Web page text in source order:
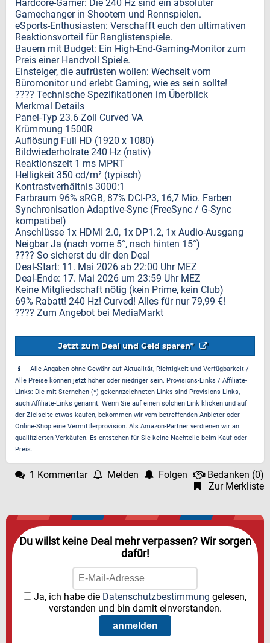
Hardcore-Gamer: Die 240 Hz sind ein absoluter
Gamechanger in Shootern und Rennspielen.
eSports-Enthusiasten: Verschafft euch den ultimativen
Reaktionsvorteil für Ranglistenspiele.
Bauern mit Budget: Ein High-End-Gaming-Monitor zum
Preis einer Handvoll Spiele.
Einsteiger, die aufrüsten wollen: Wechselt vom
Büromonitor und erlebt Gaming, wie es sein sollte!
???? Technische Spezifikationen im Überblick
Merkmal Details
Panel-Typ 23.6 Zoll Curved VA
Krümmung 1500R
Auflösung Full HD (1920 x 1080)
Bildwiederholrate 240 Hz (nativ)
Reaktionszeit 1 ms MPRT
Helligkeit 350 cd/m² (typisch)
Kontrastverhältnis 3000:1
Farbraum 96% sRGB, 87% DCI-P3, 16,7 Mio. Farben
Synchronisation Adaptive-Sync (FreeSync / G-Sync
kompatibel)
Anschlüsse 1x HDMI 2.0, 1x DP1.2, 1x Audio-Ausgang
Neigbar Ja (nach vorne 5°, nach hinten 15°)
???? So sicherst du dir den Deal
Deal-Start: 11. Mai 2026 ab 22:00 Uhr MEZ
Deal-Ende: 17. Mai 2026 um 23:59 Uhr MEZ
Keine Mitgliedschaft nötig (kein Prime, kein Club)
69% Rabatt! 240 Hz! Curved! Alles für nur 79,99 €!
???? Zum Angebot bei MediaMarkt
Jetzt zum Deal und Geld sparen*
Alle Angaben ohne Gewähr auf Aktualität, Richtigkeit und Verfügbarkeit /
Alle Preise können jetzt höher oder niedriger sein. Provisions-Links / Affiliate-
Links: Die mit Sternchen (*) gekennzeichneten Links sind Provisions-Links,
auch Affiliate-Links genannt. Wenn Sie auf einen solchen Link klicken und auf
der Zielseite etwas kaufen, bekommen wir vom betreffenden Anbieter oder
Online-Shop eine Vermittlerprovision. Als Amazon-Partner verdienen wir an
qualifizierten Verkäufen. Es entstehen für Sie keine Nachteile beim Kauf oder
Preis.
1 Kommentar Melden Folgen Bedanken (0)
Zur Merkliste
Du willst keine Deal mehr verpassen? Wir sorgen
dafür!
Ja, ich habe die Datenschutzbestimmung gelesen,
verstanden und bin damit einverstanden.